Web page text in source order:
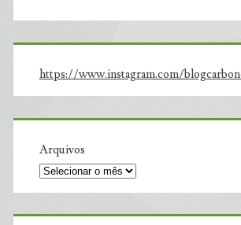
https://www.instagram.com/
Arquivos